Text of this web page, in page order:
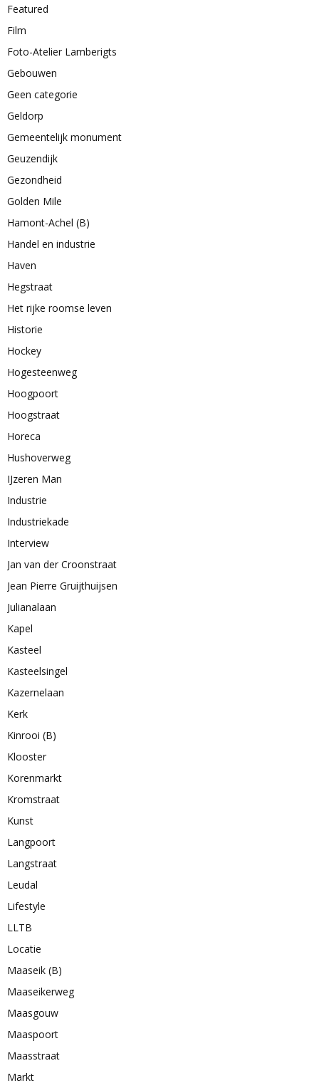
Featured
Film
Foto-Atelier Lamberigts
Gebouwen
Geen categorie
Geldorp
Gemeentelijk monument
Geuzendijk
Gezondheid
Golden Mile
Hamont-Achel (B)
Handel en industrie
Haven
Hegstraat
Het rijke roomse leven
Historie
Hockey
Hogesteenweg
Hoogpoort
Hoogstraat
Horeca
Hushoverweg
IJzeren Man
Industrie
Industriekade
Interview
Jan van der Croonstraat
Jean Pierre Gruijthuijsen
Julianalaan
Kapel
Kasteel
Kasteelsingel
Kazernelaan
Kerk
Kinrooi (B)
Klooster
Korenmarkt
Kromstraat
Kunst
Langpoort
Langstraat
Leudal
Lifestyle
LLTB
Locatie
Maaseik (B)
Maaseikerweg
Maasgouw
Maaspoort
Maasstraat
Markt